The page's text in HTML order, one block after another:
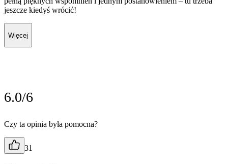
jeszcze kiedyś wrócić!
Więcej
6.0/6
Czy ta opinia była pomocna?
31